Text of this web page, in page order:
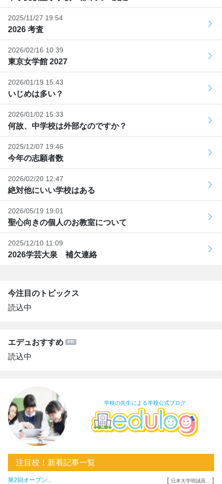
2025/11/27 19:54
2026 考査
2026/02/16 10:39
東京女学館 2027
2026/01/19 15:43
いじめは多い？
2026/01/02 15:33
何故、中学校は外部なのですか？
2025/12/07 19:46
今年の志願者数
2026/02/20 12:47
絶対他にいい学校はある
2026/05/19 19:01
聖心向きの個人のお教室について
2025/12/10 11:09
2026学芸大泉 補欠連絡
今注目のトピックス
読込中
エデュおすすめ
読込中
学校の先生による学校公式ブログ
注目校！新着記事一覧
第2回オープン... [ 日本大学明誠高... ]